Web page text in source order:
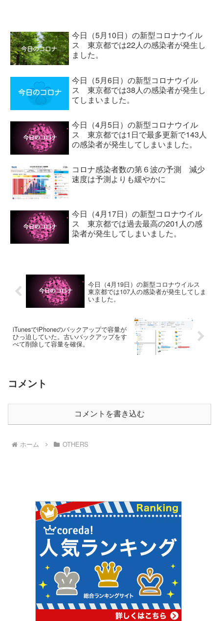
今日（5月10日）の新型コロナウイル
ス 東京都では22人の感染者が発生し
ました。
今日（5月6日）の新型コロナウイル
ス 東京都では38人の感染者が発生し
てしまいました。
今日（4月5日）の新型コロナウイル
ス 東京都では1日で最多更新で143人
の感染者が発生してしまいました。
コロナ感染者数の第６波の予測 減少
速度は予測よりも緩やかに
今日（4月17日）の新型コロナウイル
ス 東京都では過去最高の201人の感
染者が発生してしまいました。
今日（4月19日）の新型コロナウイルス
東京都では107人の感染者が発生してしま
いました。
iTunesでiPhoneのバックアップで容量が
ひっ迫していた。古いバックアップをす
べて削除して容量を確保。
コメント
コメントを書き込む
ホーム OTHERS